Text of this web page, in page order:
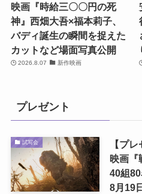
映画『時給三〇〇円の死
神』西畑大吾×福本莉子、
バディ誕生の瞬間を捉えた
カットなど場面写真公開
2026.8.07 新作映画
プレゼント
試写会
【プ
映画『
40組
8月19